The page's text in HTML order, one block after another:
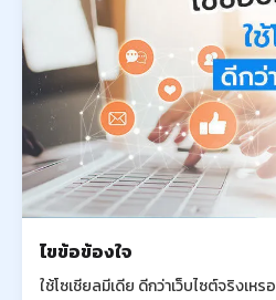
ไขข้อข้องใจ
ใช้โซเชียลมีเดีย ดีกว่าเว็บไซต์จริงเหรอ